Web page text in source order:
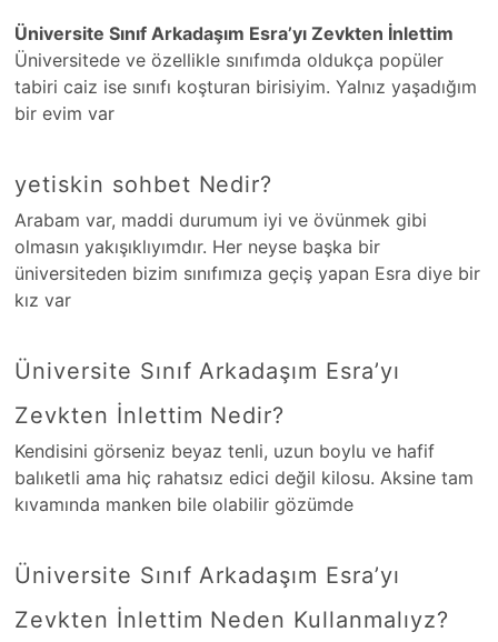
Üniversite Sınıf Arkadaşım Esra’yı Zevkten İnlettim
Üniversitede ve özellikle sınıfımda oldukça popüler
tabiri caiz ise sınıfı koşturan birisiyim. Yalnız yaşadığım
bir evim var
yetiskin sohbet Nedir?
Arabam var, maddi durumum iyi ve övünmek gibi
olmasın yakışıklıyımdır. Her neyse başka bir
üniversiteden bizim sınıfımıza geçiş yapan Esra diye bir
kız var
Üniversite Sınıf Arkadaşım Esra’yı
Zevkten İnlettim Nedir?
Kendisini görseniz beyaz tenli, uzun boylu ve hafif
balıketli ama hiç rahatsız edici değil kilosu. Aksine tam
kıvamında manken bile olabilir gözümde
Üniversite Sınıf Arkadaşım Esra’yı
Zevkten İnlettim Neden Kullanmalıyz?